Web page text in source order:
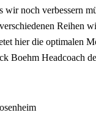
wir noch verbessern
Reihen
hier die optimalen
Boehm Headcoach